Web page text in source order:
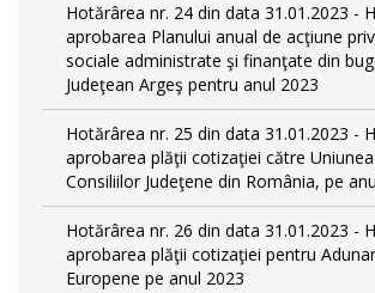
Hotărârea nr. 24 din data 31.01.2023 -
aprobarea Planului anual de acţiune
sociale administrate şi finanţate din
Judeţean Argeş pentru anul 2023
Hotărârea nr. 25 din data 31.01.2023 -
aprobarea plăţii cotizaţiei către
Consiliilor Judeţene din România, pe
Hotărârea nr. 26 din data 31.01.2023 -
aprobarea plăţii cotizaţiei pentru
Europene pe anul 2023